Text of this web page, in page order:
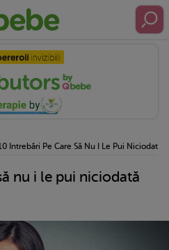
Intrebări Pe Care Să Nu I Le Pui Niciodată
nu i le pui niciodată